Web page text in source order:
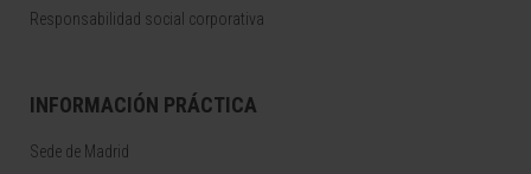
Responsabilidad social corporativa
INFORMACIÓN PRÁCTICA
Sede de Madrid